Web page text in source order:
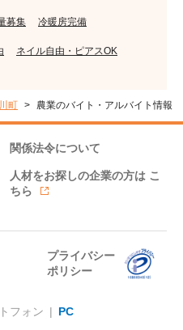
募集 冷暖房完備
ネイル自由・ピアスOK
町 農業のバイト・アルバイト情報
関係法令について
人材をお探しの企業の方は こ
ちら
プライバシー
ポリシー
フォン | PC